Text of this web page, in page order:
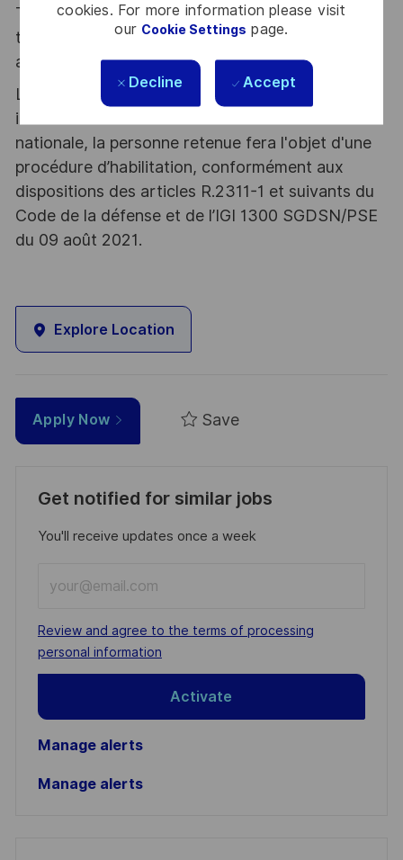
cookies. For more information please visit
our Cookie Settings page.
Decline Accept
Thales, entreprise Handi-Engagée, reconnait
tous les talents. La diversité est notre meilleur
atout. Postulez et rejoignez nous !
Le poste pouvant nécessiter d'accéder à des
informations relevant du secret de la défense
nationale, la personne retenue fera l'objet d'une
procédure d’habilitation, conformément aux
dispositions des articles R.2311-1 et suivants du
Code de la défense et de l’IGI 1300 SGDSN/PSE
du 09 août 2021.
Explore Location
Apply Now Save
Get notified for similar jobs
You'll receive updates once a week
Email
address
(Required)
Required
Review and agree to the terms of processing
personal information
Activate
Manage alerts
Manage alerts